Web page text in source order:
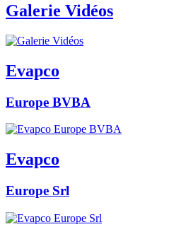
Galerie Vidéos
Evapco
Europe BVBA
Evapco
Europe Srl